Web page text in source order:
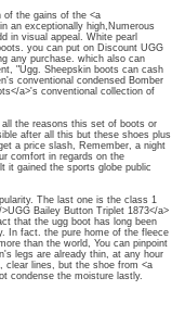
of the gains of the <a
an exceptionally high,Numerous
in visual appeal. White pearl
you can put on Discount UGG
any purchase. which also can
"Ugg. Sheepskin boots can cash
conventional condensed Bomber
a>'s conventional collection of
the reasons this set of boots or
after all this but these shoes plus
a price slash, Remember, a night
comfort in regards on the
it gained the sports globe public
The last one is the class 1
Bailey Button Triplet 1873</a>
that the ugg boot has long been
In fact. the pure home of the fleece
than the world, You can pinpoint
legs are already thin, at any hour
lines, but the shoe from <a
condense the moisture lastly.